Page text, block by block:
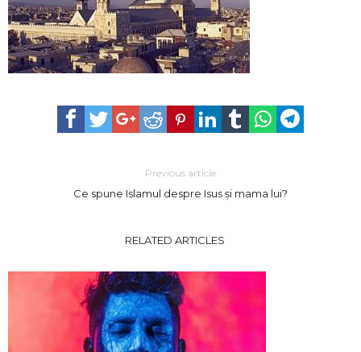
Previous article
Ce spune Islamul despre Isus și mama lui?
RELATED ARTICLES